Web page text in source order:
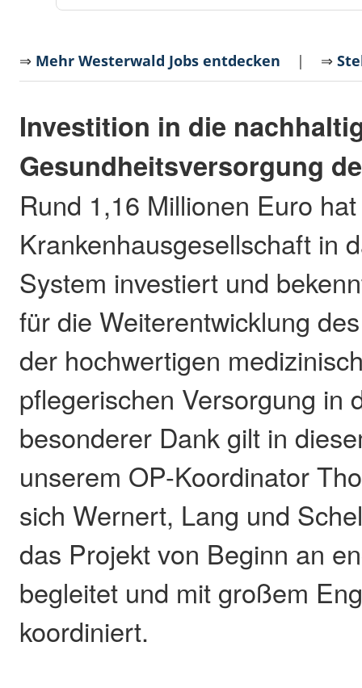
⇒ Mehr Westerwald Jobs entdecken | ⇒
Investition in die
Gesundheitsversorgung
Rund 1,16 Millionen Euro
Krankenhausgesellschaft in
System investiert und
für die Weiterentwicklung
der hochwertigen
pflegerischen Versorgung in
besonderer Dank gilt in
unserem OP-Koordinator
sich Wernert, Lang und
das Projekt von Beginn an
begleitet und mit großem
koordiniert.